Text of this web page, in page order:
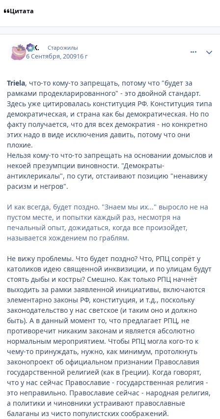
Цитата
G.K. Старожилы
6 Сентября, 200916 г
Triela, что-то кому-то запрещать, потому что "будет за
рамками продекларированного" - это двойной стандарт.
Здесь уже цитировалась конституция РФ. Конституция типа
демократическая, и страна как бы демократическая. Но по
факту получается, что для всех демократия - но конкретно
этих надо в виде исключения давить, потому что они
плохие.
Нельзя кому-то что-то запрещать на основании домыслов и
некоей презумпции виновности. "Демократы-
антиклерикалы", по сути, отстаивают позицию "ненавижу
расизм и негров".
И как всегда, будет поздно. "Знаем мы их..." выросло не на
пустом месте, и попытки каждый раз, несмотря на
печальный опыт, дожидаться, когда все произойдет,
называется хождением по граблям.
Не вижу проблемы. Что будет поздно? Что, РПЦ сопрёт у
католиков идею священной инквизиции, и по улицам будут
стоять дыбы и костры? Смешно. Как только РПЦ начнёт
выходить за рамки заявленной инициативы, включаются
элементарно законы РФ, конституция, и т.д., поскольку
законодательство у нас светское (и таким оно и должно
быть). А в данный момент то, что предлагает РПЦ, не
противоречит никаким законам и является абсолютно
нормальным мероприятием. Чтобы РПЦ могла кого-то к
чему-то принуждать, нужно, как минимум, протолкнуть
законопроект об официальном признании Православия
государственной религией (как в Греции). Когда говорят,
что у нас сейчас Православие - государственная религия -
это неправильно. Православие сейчас - народная религия,
а политики и чиновники устраивают православные
балаганы из чисто популистских соображений.